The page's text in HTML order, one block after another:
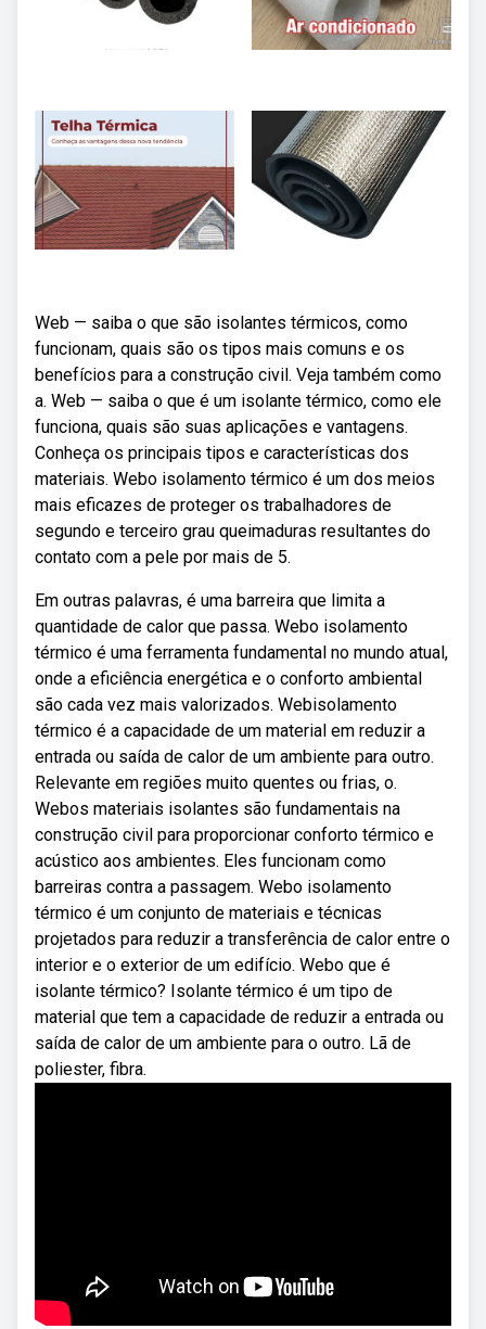
Web — saiba o que são isolantes térmicos, como
funcionam, quais são os tipos mais comuns e os
benefícios para a construção civil. Veja também como
a. Web — saiba o que é um isolante térmico, como ele
funciona, quais são suas aplicações e vantagens.
Conheça os principais tipos e características dos
materiais. Webo isolamento térmico é um dos meios
mais eficazes de proteger os trabalhadores de
segundo e terceiro grau queimaduras resultantes do
contato com a pele por mais de 5.
Em outras palavras, é uma barreira que limita a
quantidade de calor que passa. Webo isolamento
térmico é uma ferramenta fundamental no mundo atual,
onde a eficiência energética e o conforto ambiental
são cada vez mais valorizados. Webisolamento
térmico é a capacidade de um material em reduzir a
entrada ou saída de calor de um ambiente para outro.
Relevante em regiões muito quentes ou frias, o.
Webos materiais isolantes são fundamentais na
construção civil para proporcionar conforto térmico e
acústico aos ambientes. Eles funcionam como
barreiras contra a passagem. Webo isolamento
térmico é um conjunto de materiais e técnicas
projetados para reduzir a transferência de calor entre o
interior e o exterior de um edifício. Webo que é
isolante térmico? Isolante térmico é um tipo de
material que tem a capacidade de reduzir a entrada ou
saída de calor de um ambiente para o outro. Lã de
poliester, fibra.